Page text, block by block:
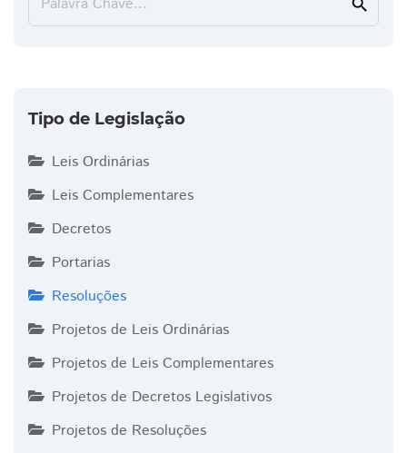
Palavra Chave... search
Tipo de Legislação
Leis Ordinárias
Leis Complementares
Decretos
Portarias
Resoluções
Projetos de Leis Ordinárias
Projetos de Leis Complementares
Projetos de Decretos Legislativos
Projetos de Resoluções